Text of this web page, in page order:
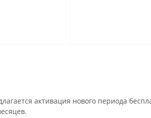
активация нового периода